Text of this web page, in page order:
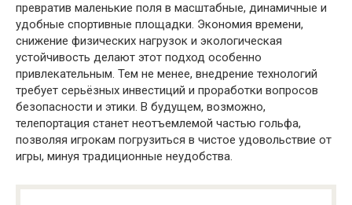
превратив маленькие поля в масштабные, динамичные и
удобные спортивные площадки. Экономия времени,
снижение физических нагрузок и экологическая
устойчивость делают этот подход особенно
привлекательным. Тем не менее, внедрение технологий
требует серьёзных инвестиций и проработки вопросов
безопасности и этики. В будущем, возможно,
телепортация станет неотъемлемой частью гольфа,
позволяя игрокам погрузиться в чистое удовольствие от
игры, минуя традиционные неудобства.